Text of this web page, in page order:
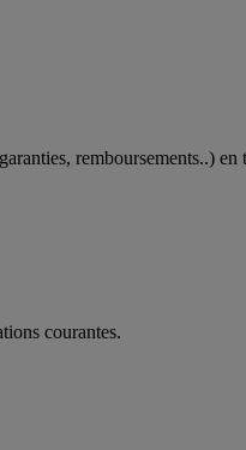
remboursements..) en
courantes.